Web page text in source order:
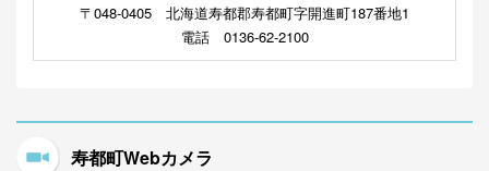
〒048-0405 北海道寿都郡寿都町字開進町187番地1
電話 0136-62-2100
寿都町Webカメラ